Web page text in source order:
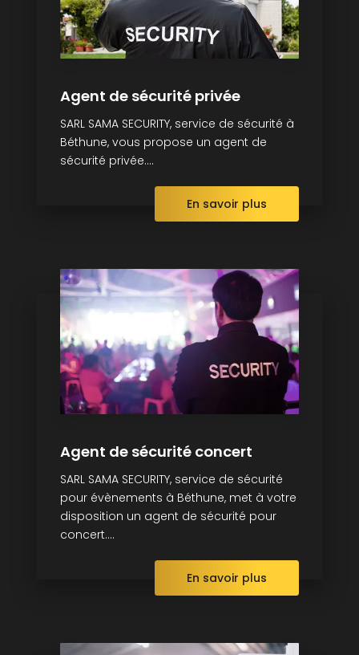
Agent de sécurité privée
SARL SAMA SECURITY, service de sécurité à
Béthune, vous propose un agent de
sécurité privée....
En savoir plus
Agent de sécurité concert
SARL SAMA SECURITY, service de sécurité
pour évènements à Béthune, met à votre
disposition un agent de sécurité pour
concert....
En savoir plus